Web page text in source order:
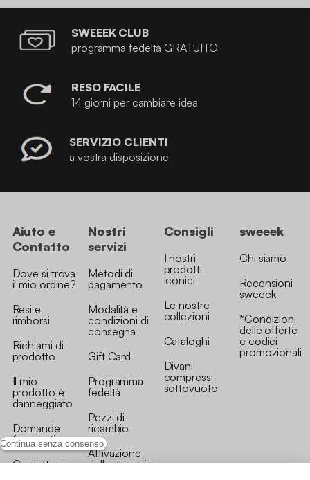
Continua senza consenso
SWEEEK CLUB
programma fedeltà GRATUITO
RESO FACILE
14 giorni per cambiare idea
SERVIZIO CLIENTI
a vostra disposizione
Aiuto e
Contatto
Dove si trova
il mio ordine?
Resi e
rimborsi
Richiami di
prodotto
Il mio
prodotto è
danneggiato
Domande
frequenti
Contattaci
Nostri
servizi
Metodi di
pagamento
Modalità e
condizioni di
consegna
Gift Card
Programma
fedeltà
Pezzi di
ricambio
Attivazione
della garanzia
Consigli
I nostri
prodotti
iconici
Le nostre
collezioni
Cataloghi
Divani
compressi
sottovuoto
sweeek
Chi siamo
Recensioni
sweeek
*Condizioni
delle offerte
e codici
promozionali